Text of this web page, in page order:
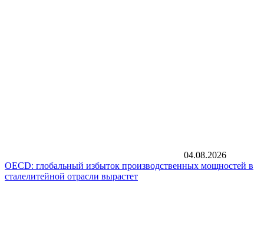
04.08.2026
OECD: глобальный избыток производственных мощностей в
сталелитейной отрасли вырастет